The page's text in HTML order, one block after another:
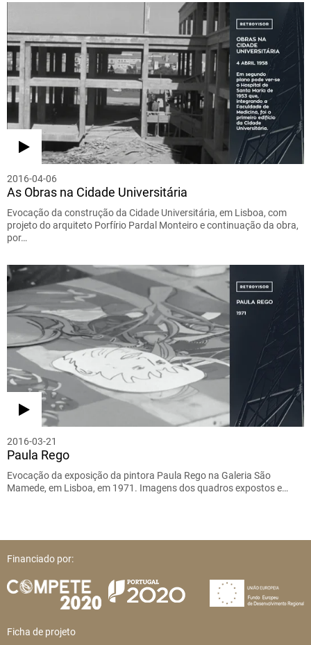
2016-04-06
As Obras na Cidade Universitária
Evocação da construção da Cidade Universitária, em Lisboa, com
projeto do arquiteto Porfírio Pardal Monteiro e continuação da obra,
por…
2016-03-21
Paula Rego
Evocação da exposição da pintora Paula Rego na Galeria São
Mamede, em Lisboa, em 1971. Imagens dos quadros expostos e…
Financiado por:
Ficha de projeto